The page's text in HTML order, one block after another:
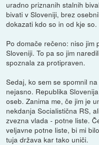
uradno priznanih stalnih
bivati v Sloveniji, brez
dokazati kdo so in od kje so.
Po domače rečeno: niso
Sloveniji. To pa so jim
spoznala za protipraven.
Sedaj, ko sem se spomnil
nejasno. Republika
oseb. Zanima me, če jim je
nekdanja Socialistična RS,
zvezna vlada - potne liste.
veljavne potne liste, bi mi
tuja država kar tako uniči.